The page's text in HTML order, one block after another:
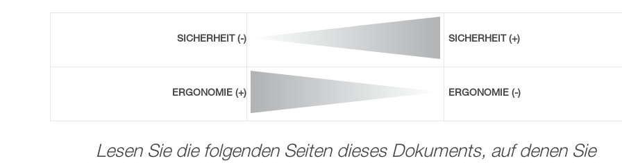
SICHERHEIT (-) SICHERHEIT (+)
ERGONOMIE (+) ERGONOMIE (-)
Lesen Sie die folgenden Seiten dieses Dokuments, auf denen Sie